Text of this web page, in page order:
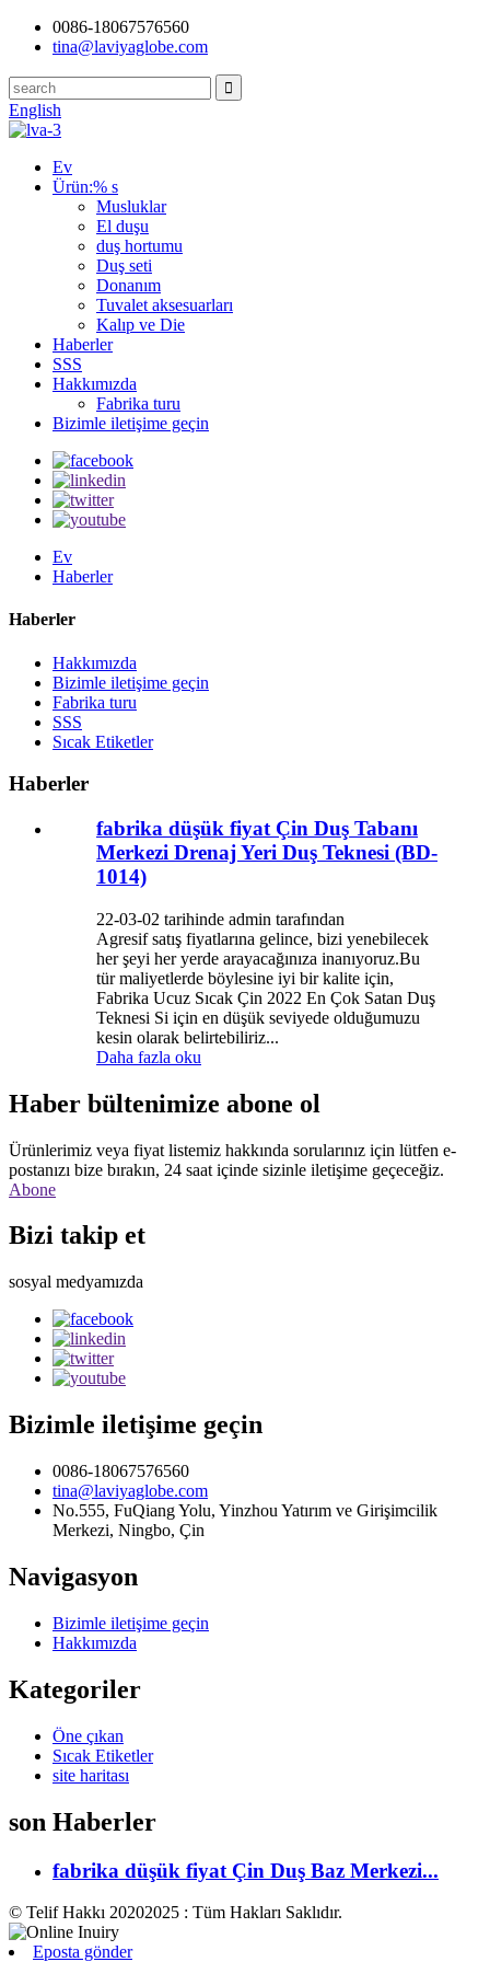
0086-18067576560
tina@laviyaglobe.com
English
Ev
Ürün:% s
Musluklar
El duşu
duş hortumu
Duş seti
Donanım
Tuvalet aksesuarları
Kalıp ve Die
Haberler
SSS
Hakkımızda
Fabrika turu
Bizimle iletişime geçin
Ev
Haberler
Haberler
Hakkımızda
Bizimle iletişime geçin
Fabrika turu
SSS
Sıcak Etiketler
Haberler
fabrika düşük fiyat Çin Duş Tabanı
Merkezi Drenaj Yeri Duş Teknesi (BD-
1014)
22-03-02 tarihinde admin tarafından
Agresif satış fiyatlarına gelince, bizi yenebilecek
her şeyi her yerde arayacağınıza inanıyoruz.Bu
tür maliyetlerde böylesine iyi bir kalite için,
Fabrika Ucuz Sıcak Çin 2022 En Çok Satan Duş
Teknesi Si için en düşük seviyede olduğumuzu
kesin olarak belirtebiliriz...
Daha fazla oku
Haber bültenimize abone ol
Ürünlerimiz veya fiyat listemiz hakkında sorularınız için lütfen e-
postanızı bize bırakın, 24 saat içinde sizinle iletişime geçeceğiz.
Abone
Bizi takip et
sosyal medyamızda
Bizimle iletişime geçin
0086-18067576560
tina@laviyaglobe.com
No.555, FuQiang Yolu, Yinzhou Yatırım ve Girişimcilik
Merkezi, Ningbo, Çin
Navigasyon
Bizimle iletişime geçin
Hakkımızda
Kategoriler
Öne çıkan
Sıcak Etiketler
site haritası
son Haberler
fabrika düşük fiyat Çin Duş Baz Merkezi...
© Telif Hakkı 20202025 : Tüm Hakları Saklıdır.
Eposta gönder